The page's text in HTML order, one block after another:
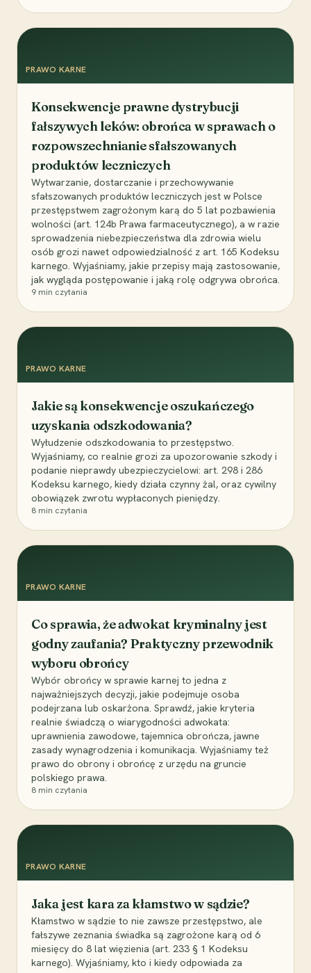
PRAWO KARNE
Konsekwencje prawne dystrybucji
fałszywych leków: obrońca w sprawach o
rozpowszechnianie sfałszowanych
produktów leczniczych
Wytwarzanie, dostarczanie i przechowywanie
sfałszowanych produktów leczniczych jest w Polsce
przestępstwem zagrożonym karą do 5 lat pozbawienia
wolności (art. 124b Prawa farmaceutycznego), a w razie
sprowadzenia niebezpieczeństwa dla zdrowia wielu
osób grozi nawet odpowiedzialność z art. 165 Kodeksu
karnego. Wyjaśniamy, jakie przepisy mają zastosowanie,
jak wygląda postępowanie i jaką rolę odgrywa obrońca.
9 min czytania
PRAWO KARNE
Jakie są konsekwencje oszukańczego
uzyskania odszkodowania?
Wyłudzenie odszkodowania to przestępstwo.
Wyjaśniamy, co realnie grozi za upozorowanie szkody i
podanie nieprawdy ubezpieczycielowi: art. 298 i 286
Kodeksu karnego, kiedy działa czynny żal, oraz cywilny
obowiązek zwrotu wypłaconych pieniędzy.
8 min czytania
PRAWO KARNE
Co sprawia, że adwokat kryminalny jest
godny zaufania? Praktyczny przewodnik
wyboru obrońcy
Wybór obrońcy w sprawie karnej to jedna z
najważniejszych decyzji, jakie podejmuje osoba
podejrzana lub oskarżona. Sprawdź, jakie kryteria
realnie świadczą o wiarygodności adwokata:
uprawnienia zawodowe, tajemnica obrończa, jawne
zasady wynagrodzenia i komunikacja. Wyjaśniamy też
prawo do obrony i obrońcę z urzędu na gruncie
polskiego prawa.
8 min czytania
PRAWO KARNE
Jaka jest kara za kłamstwo w sądzie?
Kłamstwo w sądzie to nie zawsze przestępstwo, ale
fałszywe zeznania świadka są zagrożone karą od 6
miesięcy do 8 lat więzienia (art. 233 § 1 Kodeksu
karnego). Wyjaśniamy, kto i kiedy odpowiada za